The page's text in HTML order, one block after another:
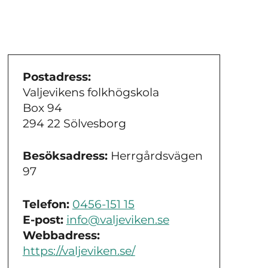
Postadress:
Valjevikens folkhögskola
Box 94
294 22 Sölvesborg
Besöksadress:Herrgårdsvägen
97
Telefon: 0456-151 15
E-post: info@valjeviken.se
Webbadress:
https://valjeviken.se/